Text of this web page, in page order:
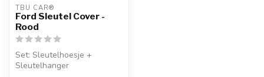
TBU CAR®
Ford Sleutel Cover -
Rood
Set: Sleutelhoesje +
Sleutelhanger